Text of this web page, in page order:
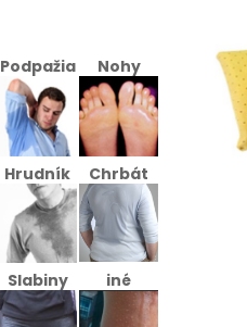
Podpažia Nohy
Hrudník Chrbát
Slabiny iné